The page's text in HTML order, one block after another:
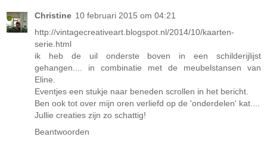
Christine 10 februari 2015 om 04:21
http://vintagecreativeart.blogspot.nl/2014/10/kaarten-
serie.html
ik heb de uil onderste boven in een schilderijlijst
gehangen.... in combinatie met de meubelstansen van
Eline.
Eventjes een stukje naar beneden scrollen in het bericht.
Ben ook tot over mijn oren verliefd op de 'onderdelen' kat....
Jullie creaties zijn zo schattig!
Beantwoorden